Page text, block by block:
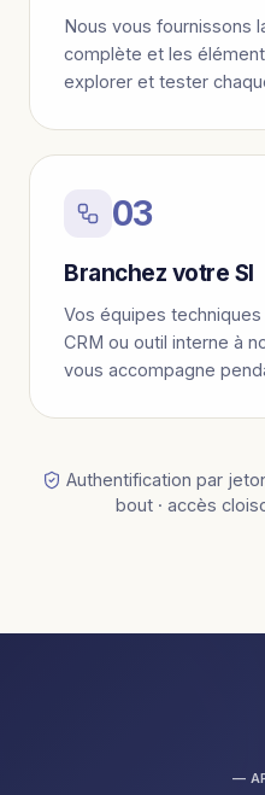
Nous vous fournissons
complète et les
explorer et tester
03
Branchez votre SI
Vos équipes
CRM ou outil interne à
vous accompagne
Authentification par
bout · accès
—